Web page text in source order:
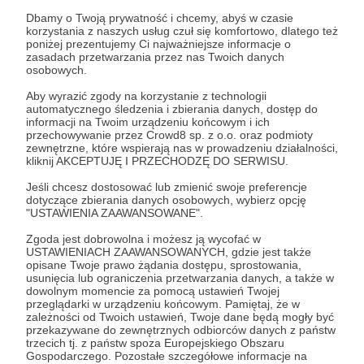
Dbamy o Twoją prywatność i chcemy, abyś w czasie
korzystania z naszych usług czuł się komfortowo, dlatego też
poniżej prezentujemy Ci najważniejsze informacje o
zasadach przetwarzania przez nas Twoich danych
osobowych.
Aby wyrazić zgody na korzystanie z technologii
automatycznego śledzenia i zbierania danych, dostęp do
informacji na Twoim urządzeniu końcowym i ich
przechowywanie przez Crowd8 sp. z o.o. oraz podmioty
zewnętrzne, które wspierają nas w prowadzeniu działalności,
kliknij AKCEPTUJĘ I PRZECHODZĘ DO SERWISU.
Jeśli chcesz dostosować lub zmienić swoje preferencje
dotyczące zbierania danych osobowych, wybierz opcję
"USTAWIENIA ZAAWANSOWANE".
Zgoda jest dobrowolna i możesz ją wycofać w
USTAWIENIACH ZAAWANSOWANYCH, gdzie jest także
opisane Twoje prawo żądania dostępu, sprostowania,
usunięcia lub ograniczenia przetwarzania danych, a także w
dowolnym momencie za pomocą ustawień Twojej
przeglądarki w urządzeniu końcowym. Pamiętaj, że w
zależności od Twoich ustawień, Twoje dane będą mogły być
przekazywane do zewnętrznych odbiorców danych z państw
trzecich tj. z państw spoza Europejskiego Obszaru
Gospodarczego. Pozostałe szczegółowe informacje na
polityki prywatności
Jak to się zaczęło?
PKOD powstała jako niewielka orkiestra przy
parafii Matki Bożej Uzdrowienie Chorych w
Tarnowskich Górach, zajmująca się głównie
oprawą mszy świętych. Teraz, kiedy nasz skład
liczy ponad 75 osób, muzyka sakralna to tylko
niewielki – choć wciąż znaczący – ułamek naszej
działalności. Nie odcinamy się od korzeni – wciąż
można nas usłyszeć w trakcie ważnych
uroczystości w roku liturgicznym i w życiu naszej
Rozwiń opis
Cele
Rozwój!
10 000 zł 9 220 zł
7%
Osiągnięty cel 10 000 zł otworzy
przed nami wiele dotychczas
zamkniętych drzwi. Będziemy mogli
kupić nowe nuty, rozpocząć
rozbudowę instrumentarium, a także